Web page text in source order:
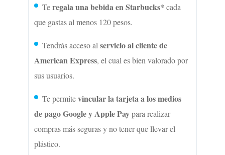
Teregala una bebida en Starbucks* cada
que gastas al menos 120 pesos.
Tendrás acceso al servicio al cliente de
American Express, el cual es bien valorado por
sus usuarios.
Te permitevincular la tarjeta a los medios
de pago Google y Apple Paypara realizar
compras más seguras y no tener que llevar el
plástico.